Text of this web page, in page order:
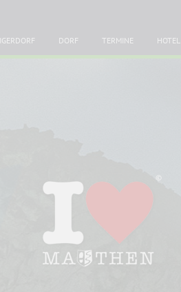
DORF TERMINE HOTEL